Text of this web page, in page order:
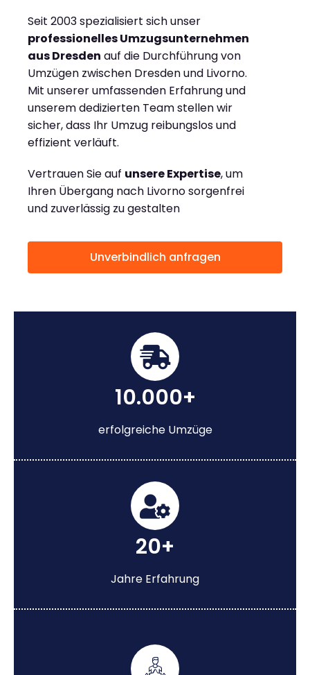
Seit 2003 spezialisiert sich unser
professionelles Umzugsunternehmen
aus Dresden auf die Durchführung von
Umzügen zwischen Dresden und Livorno.
Mit unserer umfassenden Erfahrung und
unserem dedizierten Team stellen wir
sicher, dass Ihr Umzug reibungslos und
effizient verläuft.
Vertrauen Sie auf unsere Expertise, um
Ihren Übergang nach Livorno sorgenfrei
und zuverlässig zu gestalten
Unverbindlich anfragen
10.000+
erfolgreiche Umzüge
20+
Jahre Erfahrung